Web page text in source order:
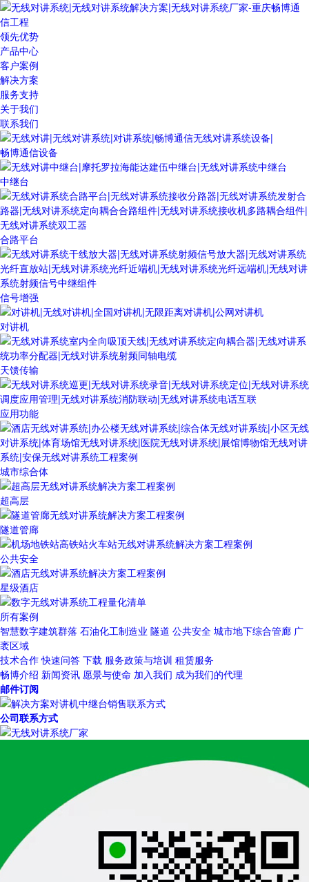
领先优势
产品中心
客户案例
解决方案
服务支持
关于我们
联系我们
畅博通信设备
中继台
合路平台
信号增强
对讲机
天馈传输
应用功能
城市综合体
超高层
隧道管廊
公共安全
星级酒店
所有案例
智慧数字建筑群落 石油化工制造业 隧道 公共安全 城市地下综合管廊 广
袤区域
技术合作 快速问答 下载 服务政策与培训 租赁服务
畅博介绍 新闻资讯 愿景与使命 加入我们 成为我们的代理
邮件订阅
公司联系方式